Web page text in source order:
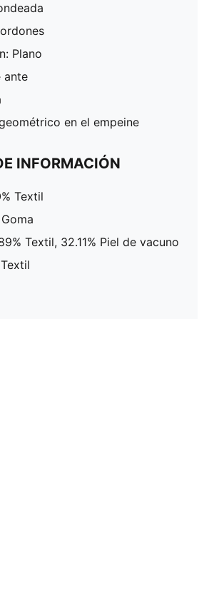
Plano
ante
en el empeine
INFORMACIÓN
Textil
Textil, 32.11% Piel de vacuno